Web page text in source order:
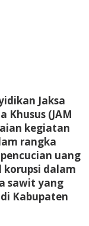
Jaksa
Khusus (JAM
kegiatan
rangka
uang
korupsi dalam
sawit yang
Kabupaten